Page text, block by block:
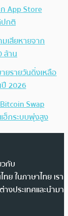
App Store
ปกติ
มเสียหายจาก
ล้าน
ยรายวันดิ่งเหลือ
2026
Swap
ฮ็กระบบพุ่งสูง
กับ
ย ในภาษาไทย เรา
งประเทศและนำมา